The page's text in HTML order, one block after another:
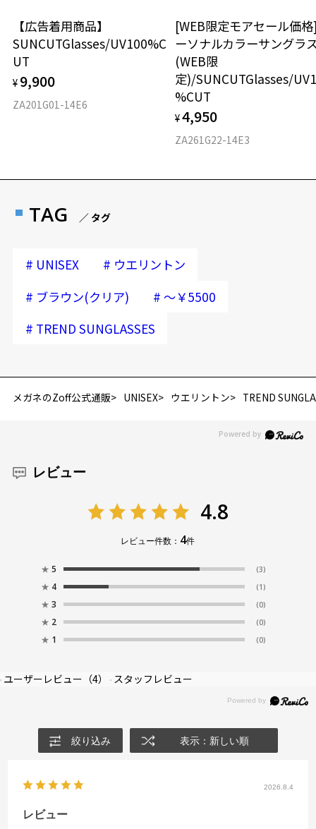
お気に入りに追加済です。
【広告着用商品】
SUNCUTGlasses/UV100%C
UT
¥ 9,900
ZA201G01-14E6
[WEB限定モアセール価
ーソナルカラーサングラ
(WEB限
定)/SUNCUTGlasses/
%CUT
¥4,950
ZA261G22-14E3
TAG ／ タグ
# UNISEX # ウエリントン
# ブラウン(クリア) # ～￥5500
# TREND SUNGLASSES
メガネのZoff公式通販 UNISEX ウエリントン TREND
レビュー
4.8
レビュー件数： 4件
★ 5 (3)
★ 4 (1)
★ 3 (0)
★ 2 (0)
★ 1 (0)
ユーザーレビュー （4） スタッフレビュー
絞り込み 表示：新しい順
2026.8.4
レビュー